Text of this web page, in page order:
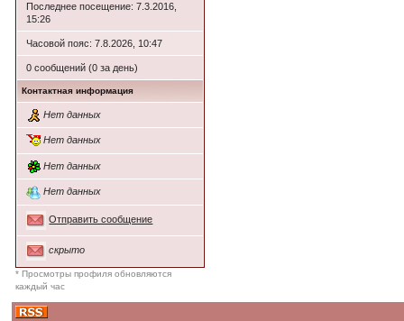
Последнее посещение: 7.3.2016,
15:26
Часовой пояс: 7.8.2026, 10:47
0 сообщений (0 за день)
Контактная информация
Нет данных
Нет данных
Нет данных
Нет данных
Отправить сообщение
скрыто
* Просмотры профиля обновляются
каждый час